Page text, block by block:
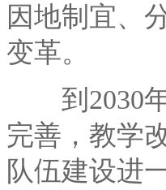
因地制宜、
变革。
到2030年
完善，教学
队伍建设进